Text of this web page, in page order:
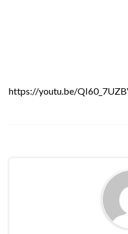
https://youtu.be/